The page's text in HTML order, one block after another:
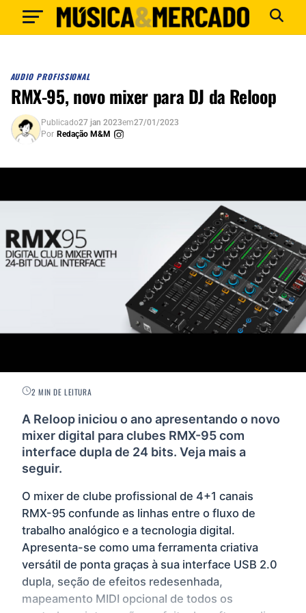
AUDIO PROFISSIONAL
RMX-95, novo mixer para DJ da Reloop
Publicado27 jan 2023em27/01/2023
Por Redação M&M
2 MIN DE LEITURA
A Reloop iniciou o ano apresentando o novo
mixer digital para clubes RMX-95 com
interface dupla de 24 bits. Veja mais a
seguir.
O mixer de clube profissional de 4+1 canais
RMX-95 confunde as linhas entre o fluxo de
trabalho analógico e a tecnologia digital.
Apresenta-se como uma ferramenta criativa
versátil de ponta graças à sua interface USB 2.0
dupla, seção de efeitos redesenhada,
mapeamento MIDI opcional de todos os